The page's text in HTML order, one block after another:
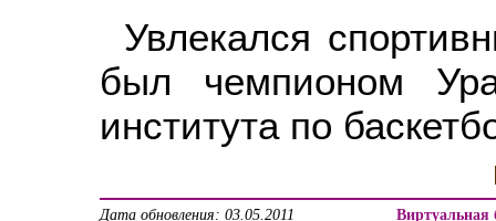
Увлекался
был чемпионом
института по
Дата обновления: 03.05.2011 Виртуальная